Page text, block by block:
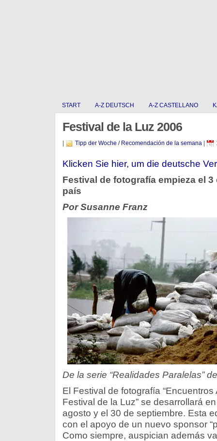
START A-Z DEUTSCH A-Z CASTELLANO
Festival de la Luz 2006
Tipp der Woche / Recomendación de la semana|
Klicken Sie hier, um die deutsche
Festival de fotografía empieza el
país
Por Susanne Franz
De la serie “Realidades Paralelas”
El Festival de fotografía
Festival de la Luz” se desarrollará
agosto y el 30 de septiembre. Esta
con el apoyo de un nuevo sponsor
Como siempre, auspician además